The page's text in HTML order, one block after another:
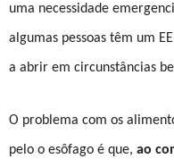
uma necessidade
algumas pessoas têm um
a abrir em circunstâncias
O problema com os
pelo o esôfago é que, ao